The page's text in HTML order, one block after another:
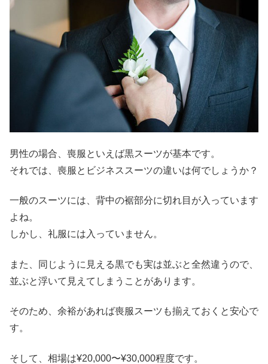
男性の場合、喪服といえば黒スーツが基本です。
それでは、喪服とビジネススーツの違いは何でしょうか？
一般のスーツには、背中の裾部分に切れ目が入っています
よね。
しかし、礼服には入っていません。
また、同じように見える黒でも実は並ぶと全然違うので、
並ぶと浮いて見えてしまうことがあります。
そのため、余裕があれば喪服スーツも揃えておくと安心で
す。
そして、相場は¥20,000〜¥30,000程度です。